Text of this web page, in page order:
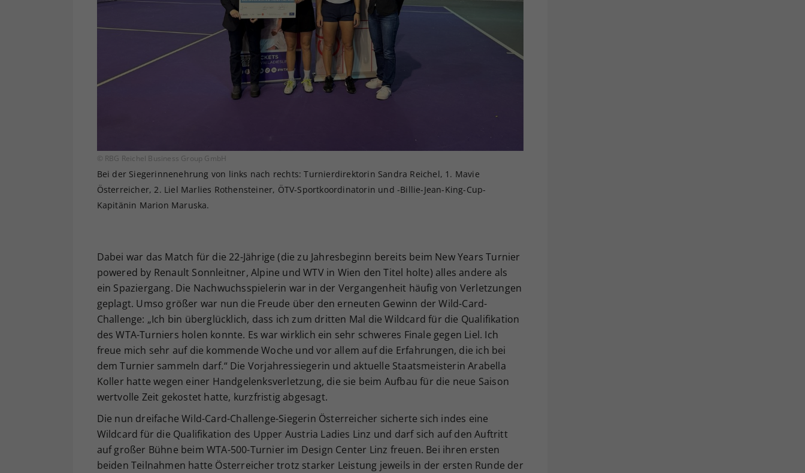
© RBG Reichel Business Group GmbH
Bei der Siegerinnenehrung von links nach rechts: Turnierdirektorin Sandra Reichel, 1. Mavie
Österreicher, 2. Liel Marlies Rothensteiner, ÖTV-Sportkoordinatorin und -Billie-Jean-King-Cup-
Kapitänin Marion Maruska.
Dabei war das Match für die 22-Jährige (die zu Jahresbeginn bereits beim New Years Turnier
powered by Renault Sonnleitner, Alpine und WTV in Wien den Titel holte) alles andere als
ein Spaziergang. Die Nachwuchsspielerin war in der Vergangenheit häufig von Verletzungen
geplagt. Umso größer war nun die Freude über den erneuten Gewinn der Wild-Card-
Challenge: „Ich bin überglücklich, dass ich zum dritten Mal die Wildcard für die Qualifikation
des WTA-Turniers holen konnte. Es war wirklich ein sehr schweres Finale gegen Liel. Ich
freue mich sehr auf die kommende Woche und vor allem auf die Erfahrungen, die ich bei
dem Turnier sammeln darf.“ Die Vorjahressiegerin und aktuelle Staatsmeisterin Arabella
Koller hatte wegen einer Handgelenksverletzung, die sie beim Aufbau für die neue Saison
wertvolle Zeit gekostet hatte, kurzfristig abgesagt.
Die nun dreifache Wild-Card-Challenge-Siegerin Österreicher sicherte sich indes eine
Wildcard für die Qualifikation des Upper Austria Ladies Linz und darf sich auf den Auftritt
auf großer Bühne beim WTA-500-Turnier im Design Center Linz freuen. Bei ihren ersten
beiden Teilnahmen hatte Österreicher trotz starker Leistung jeweils in der ersten Runde der